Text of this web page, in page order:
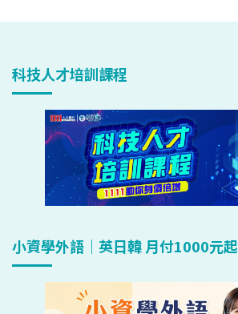
科技人才培訓課程
小資學外語｜英日韓 月付1000元起